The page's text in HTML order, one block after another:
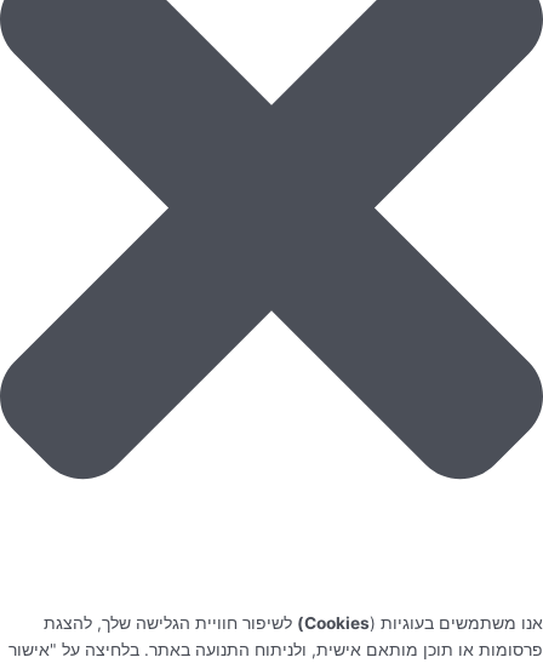
אנו משתמשים בעוגיות (Cookies)
לשיפור חוויית הגלישה שלך, להצגת
פרסומות או תוכן מותאם אישית, ולניתוח התנועה באתר. בלחיצה על "אישור